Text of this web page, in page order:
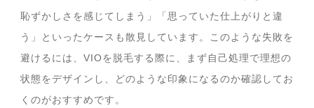
恥ずかしさを感じてしまう」「思っていた仕上がりと違
う」といったケースも散見しています。このような失敗を
避けるには、VIOを脱毛する際に、まず自己処理で理想の
状態をデザインし、どのような印象になるのか確認してお
くのがおすすめです。